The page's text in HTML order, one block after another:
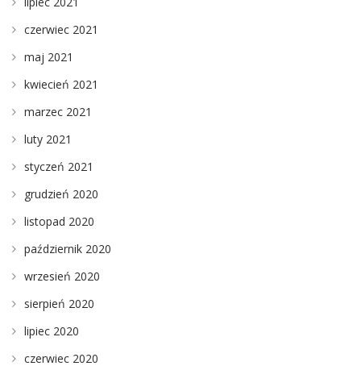
czerwiec 2021
maj 2021
kwiecień 2021
marzec 2021
luty 2021
styczeń 2021
grudzień 2020
listopad 2020
październik 2020
wrzesień 2020
sierpień 2020
lipiec 2020
czerwiec 2020